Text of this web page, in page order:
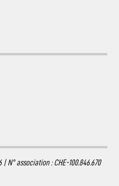
N° association : CHE-100.846.670